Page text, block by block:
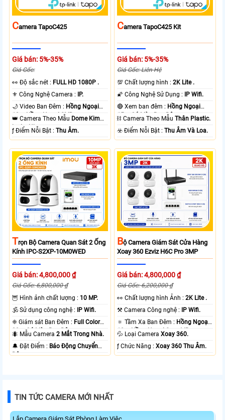
CAmera TapoC425
Giá bán: 5%-35%
Giá Gốc:
️👀 Độ sắc nét : FULL HD 1080P .
⚜️ Công Nghệ Camera : IP.
🌙 Video Ban Đêm : Hồng Ngoại
10m Hồng Ngoại SMD.
👑 Camera Theo Mẫu Dome Kim
loại + Nhựa.
️ƒ Điểm Nỗi Bật :Thu Âm.
CAmera TapoC425 Kit
Giá bán: 5%-35%
Giá Gốc: Liên Hệ
💯 Chất lượng hình :2K Lite .
🌠 Công Nghệ Sử Dụng : IP Wifi.
🔴 Xem ban đêm : Hồng Ngoại
15m Có Màu Ban Ðêm.
⛓ Camera Theo MẫuThân Plastic.
️☣️ Điểm Nỗi Bật :Thu Âm Và Loa.
TRọn Bộ Camera Quan Sát 2 Ống
Kính IPC-S2XP-10M0WED
Giá bán: 4,800,000 ₫
Giá Gốc: 6,800,000 ₫
🦉 Hình ảnh chất lượng : 10 MP.
🕉️ Sử dụng công nghệ : IP Wifi.
❈ Giám sát Ban Đêm : Full Color
20m Có Màu Ban Ðêm.
🐜 Mẫu Camera2 Mắt Trong Nhà.
️🔔 Đặt Điểm : Báo Động Chuyển
Động.
BỘ Camera Giám Sát Cửa Hàng
Xoay 360 Ezviz H6C Pro 3MP
Giá bán: 4,800,000 ₫
Giá Gốc: 6,200,000 ₫
️👀 Chất lượng hình Ảnh :2K Lite .
⚒ Camera Công nghệ : IP Wifi.
🔅 Tầm Xa Ban Đêm : Hồng Ngoại
10m Hồng Ngoại Smart IR.
💦 Loại CameraXoay 360.
️ƒ Chức Năng :Xoay 360 Thu Âm.
TIN TỨC CAMERA MỚI NHẤT